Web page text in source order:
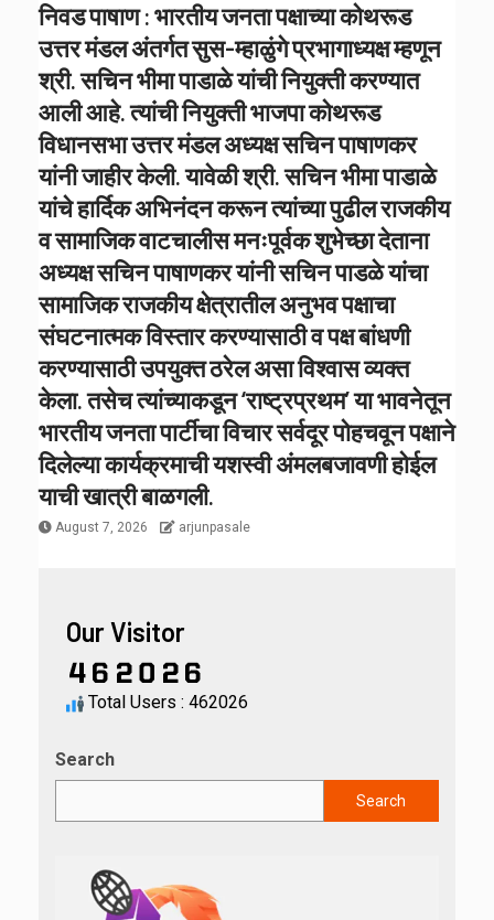
निवड पाषाण : भारतीय जनता पक्षाच्या कोथरूड
उत्तर मंडल अंतर्गत सुस-म्हाळुंगे प्रभागाध्यक्ष म्हणून
श्री. सचिन भीमा पाडाळे यांची नियुक्ती करण्यात
आली आहे. त्यांची नियुक्ती भाजपा कोथरूड
विधानसभा उत्तर मंडल अध्यक्ष सचिन पाषाणकर
यांनी जाहीर केली. यावेळी श्री. सचिन भीमा पाडाळे
यांचे हार्दिक अभिनंदन करून त्यांच्या पुढील राजकीय
व सामाजिक वाटचालीस मनःपूर्वक शुभेच्छा देताना
अध्यक्ष सचिन पाषाणकर यांनी सचिन पाडळे यांचा
सामाजिक राजकीय क्षेत्रातील अनुभव पक्षाचा
संघटनात्मक विस्तार करण्यासाठी व पक्ष बांधणी
करण्यासाठी उपयुक्त ठरेल असा विश्वास व्यक्त
केला. तसेच त्यांच्याकडून ‘राष्ट्रप्रथम’ या भावनेतून
भारतीय जनता पार्टीचा विचार सर्वदूर पोहचवून पक्षाने
दिलेल्या कार्यक्रमाची यशस्वी अंमलबजावणी होईल
याची खात्री बाळगली.
August 7, 2026 arjunpasale
Our Visitor
Total Users : 462026
Search
Search